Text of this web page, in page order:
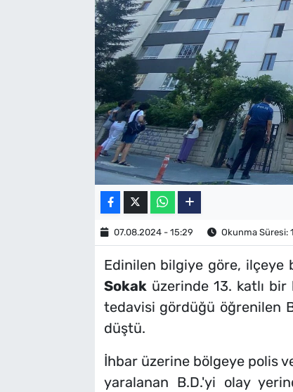
07.08.2024 - 15:29 Okunma Süresi:
Edinilen bilgiye göre, ilçeye
Sokaküzerinde 13. katlı bir
tedavisi gördüğü öğrenilen
düştü.
İhbar üzerine bölgeye polis
yaralanan B.D.'yi olay
TV REHBERİ